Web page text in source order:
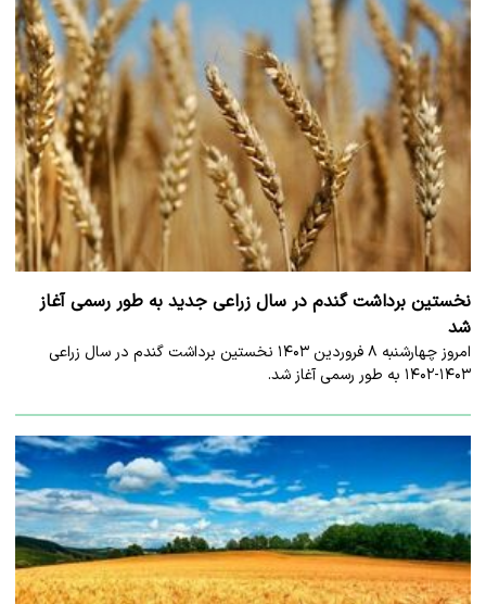
نخستین برداشت گندم در سال زراعی جدید به طور رسمی آغاز
شد
امروز چهارشنبه ۸ فروردین ۱۴۰۳ نخستین برداشت گندم در سال زراعی
۱۴۰۳-۱۴۰۲ به طور رسمی آغاز شد.